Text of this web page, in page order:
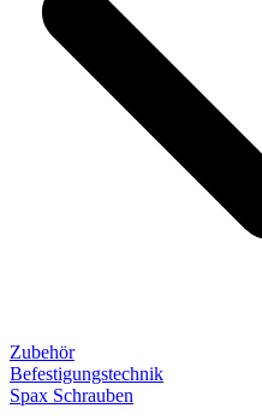
Zubehör
Befestigungstechnik
Spax Schrauben